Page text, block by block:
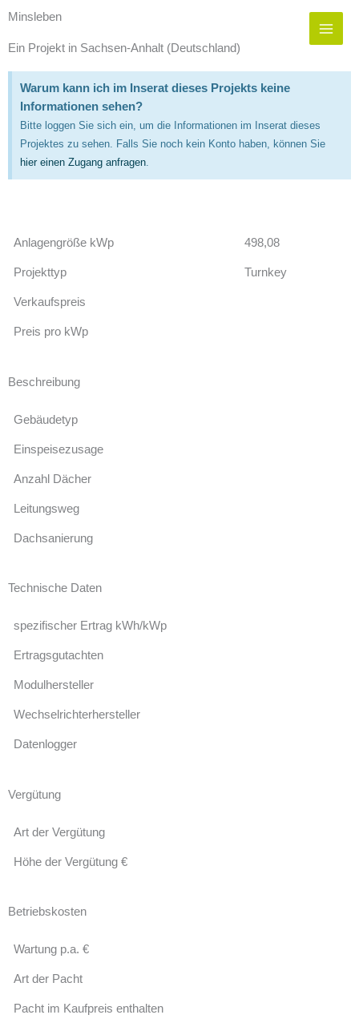
springen
Minsleben
Ein Projekt in Sachsen-Anhalt (Deutschland)
Warum kann ich im Inserat dieses Projekts keine
Informationen sehen?
Bitte loggen Sie sich ein, um die Informationen im Inserat dieses
Projektes zu sehen. Falls Sie noch kein Konto haben, können Sie
hier einen Zugang anfragen.
Anlagengröße kWp 498,08
Projekttyp Turnkey
Verkaufspreis
Preis pro kWp
Beschreibung
Gebäudetyp
Einspeisezusage
Anzahl Dächer
Leitungsweg
Dachsanierung
Technische Daten
spezifischer Ertrag kWh/kWp
Ertragsgutachten
Modulhersteller
Wechselrichterhersteller
Datenlogger
Vergütung
Art der Vergütung
Höhe der Vergütung €
Betriebskosten
Wartung p.a. €
Art der Pacht
Pacht im Kaufpreis enthalten